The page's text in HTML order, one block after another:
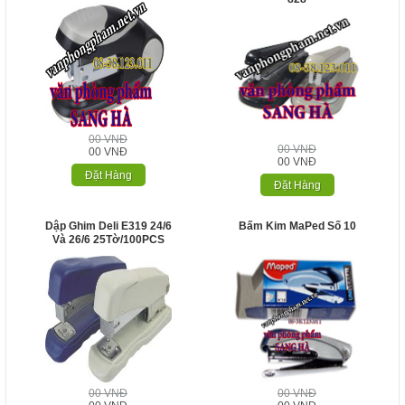
00 VNĐ
00 VNĐ
Đặt Hàng
00 VNĐ
00 VNĐ
Đặt Hàng
Dập Ghim Deli E319 24/6
Và 26/6 25Tờ/100PCS
00 VNĐ
Bấm Kim MaPed Số 10
00 VNĐ